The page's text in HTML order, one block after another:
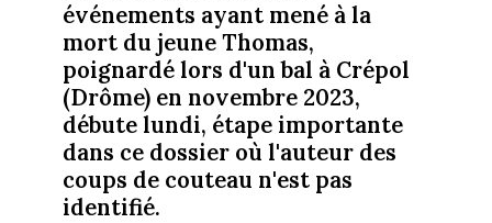
événements ayant mené à la
mort du jeune Thomas,
poignardé lors d'un bal à Crépol
(Drôme) en novembre 2023,
débute lundi, étape importante
dans ce dossier où l'auteur des
coups de couteau n'est pas
identifié.